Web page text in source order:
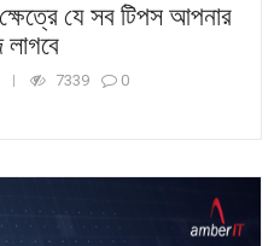
যে সব টিপস আপনার
লাগবে
7339 0